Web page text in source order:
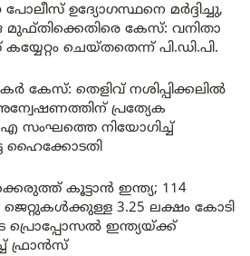
പോലീസ് ഉദ്യോഗസ്ഥനെ മർദ്ദിച്ചു,
കേസ്: വനിതാ
ചെയ്തതെന്ന് പി.ഡി.പി.
കേസ്: തെളിവ് നശിപ്പിക്കലിൽ
പ്രത്യേക
സംഘത്തെ നിയോഗിച്ച്
ഹൈക്കോടതി
കൂട്ടാൻ ഇന്ത്യ; 114
3.25 ലക്ഷം കോടി
പ്രൊപ്പോസൽ ഇന്ത്യയ്ക്ക്
ഫ്രാൻസ്